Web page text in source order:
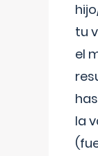
tu
el
la